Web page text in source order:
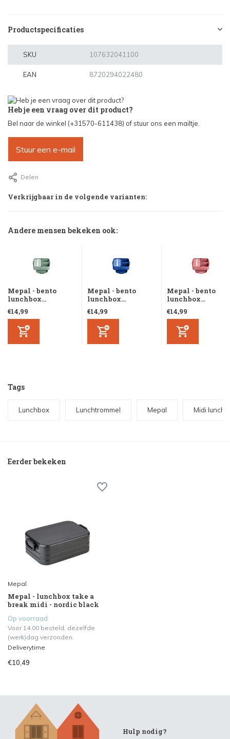
Productspecificaties
SKU 107632041100
EAN 8720294022480
Heb je een vraag over dit product?
Bel naar de winkel (+31570-611438) of stuur ons een mailtje.
Stuur een e-mail
Delen
Verkrijgbaar in de volgende varianten:
Andere mensen bekeken ook:
Mepal - bento
lunchbox...
€14,99
Mepal - bento
lunchbox...
€14,99
Mepal - bento
lunchbox...
€14,99
Tags
Lunchbox Lunchtrommel Mepal Midi
Eerder bekeken
Mepal
Mepal - lunchbox take a
break midi - nordic black
Op voorraad
Voor 14.00 besteld, dezelfde
(werk)dag verzonden.
Deliverytime
€10,49
Hulp nodig?